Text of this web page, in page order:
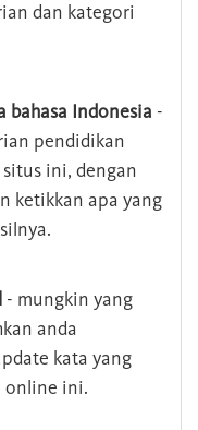
dan kategori
bahasa Indonesia -
pendidikan
ini, dengan
ketikkan apa yang
- mungkin yang
anda
kata yang
online ini.